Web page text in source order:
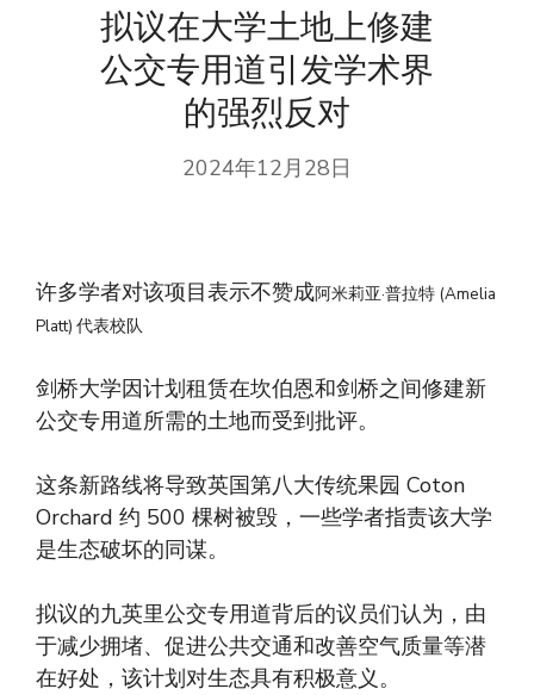
拟议在大学土地上修建
公交专用道引发学术界
的强烈反对
2024年12月28日
许多学者对该项目表示不赞成阿米莉亚·普拉特 (Amelia
Platt) 代表校队
剑桥大学因计划租赁在坎伯恩和剑桥之间修建新
公交专用道所需的土地而受到批评。
这条新路线将导致英国第八大传统果园 Coton
Orchard 约 500 棵树被毁，一些学者指责该大学
是生态破坏的同谋。
拟议的九英里公交专用道背后的议员们认为，由
于减少拥堵、促进公共交通和改善空气质量等潜
在好处，该计划对生态具有积极意义。